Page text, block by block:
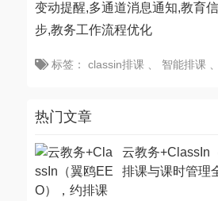
变动提醒,多通道消息通知,教育
步,教务工作流程优化
标签： classin排课 智能排课
热门文章
云教务+ClassIn
排课与课时管理